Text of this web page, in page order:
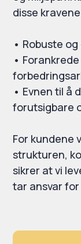
disse
• Robuste
•
• Evnen til å
forutsigbare
For kundene
strukturen,
sikrer at vi
tar ansvar